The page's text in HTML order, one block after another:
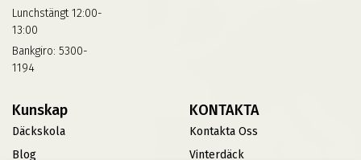
Lunchstängt 12:00-
13:00
Bankgiro: 5300-
1194
Kunskap
Däckskola
Blog
KONTAKTA
Kontakta Oss
Vinterdäck